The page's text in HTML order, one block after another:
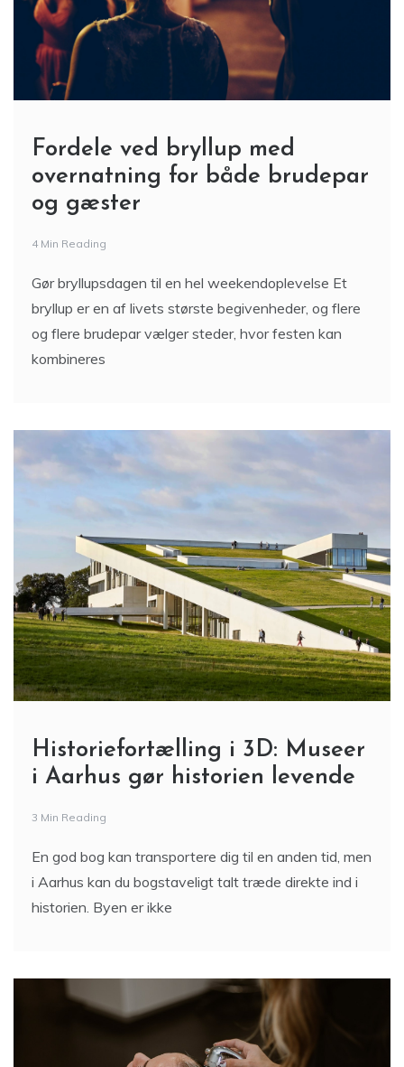
Fordele ved bryllup med
overnatning for både brudepar
og gæster
4 Min Reading
Gør bryllupsdagen til en hel weekendoplevelse Et
bryllup er en af livets største begivenheder, og flere
og flere brudepar vælger steder, hvor festen kan
kombineres
Historiefortælling i 3D: Museer
i Aarhus gør historien levende
3 Min Reading
En god bog kan transportere dig til en anden tid, men
i Aarhus kan du bogstaveligt talt træde direkte ind i
historien. Byen er ikke